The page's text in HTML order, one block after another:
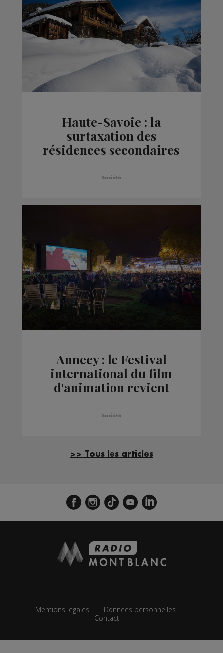
Haute-Savoie : la
surtaxation des
résidences secondaires
Société
Annecy : le Festival
international du film
d'animation revient
présentiel
Société
>> Tous les articles
Mentions légales
Données personnelles
Contact